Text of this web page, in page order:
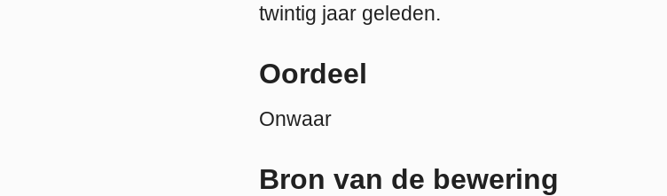
twintig jaar geleden.
Oordeel
Onwaar
Bron van de bewering